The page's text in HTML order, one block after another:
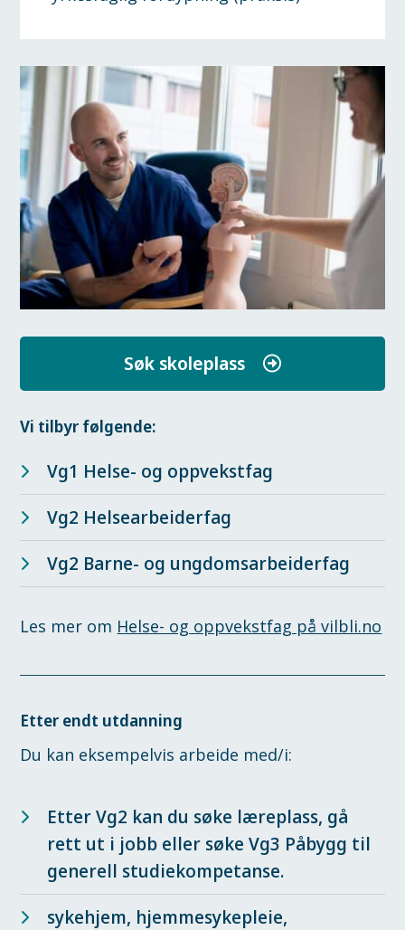
Søk skoleplass
Vi tilbyr følgende:
Vg1 Helse- og oppvekstfag​
Vg2 Helsearbeiderfag
Vg2 Barne- og ungdomsarbeiderfag
Les mer om Helse- og oppvekstfag på vilbli.no
Etter endt utdanning
Du kan eksempelvis arbeide med/i:
Etter Vg2 kan du søke læreplass, gå
rett ut i jobb eller søke Vg3 Påbygg til
generell studiekompetanse.
sykehjem, hjemmesykepleie,